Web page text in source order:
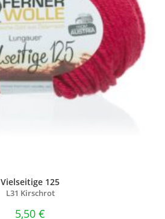
Vielseitige 125
L31 Kirschrot
5,50 €